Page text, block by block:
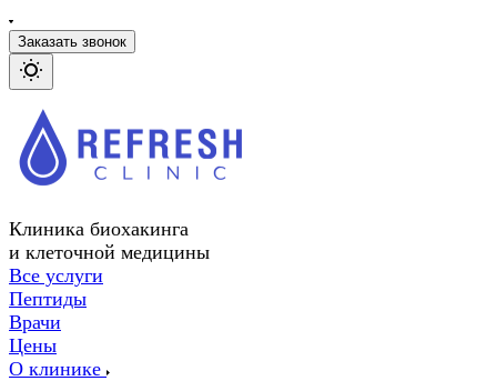
Заказать звонок
Клиника биохакинга
и клеточной медицины
Все услуги
Пептиды
Врачи
Цены
О клинике